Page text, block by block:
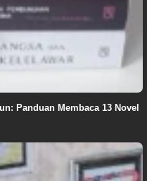
Panduan Membaca 13 Novel